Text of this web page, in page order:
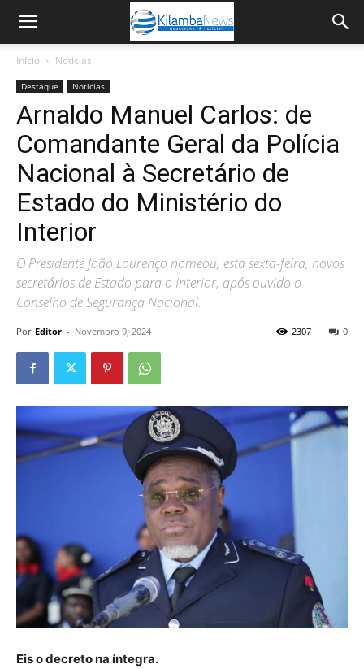
Início Noticias
Destaque Noticias
Arnaldo Manuel Carlos: de
Comandante Geral da Polícia
Nacional à Secretário de
Estado do Ministério do
Interior
O Presidente João Lourenço nomeou, esta sexta-feira, novos
secretários de Estado para o Interior, após ouvido o
Conselho de Segurança Nacional.
Por Editor - Novembro 9, 2024 0
2307
Eis o decreto na íntegra.